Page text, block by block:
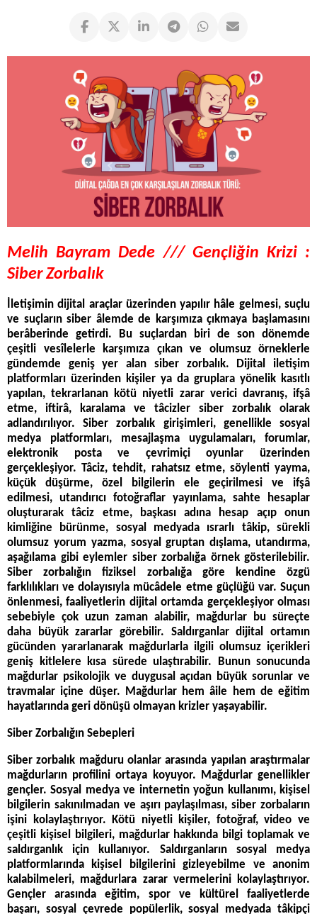
Melih Bayram Dede /// Gençliğin Krizi :
Siber Zorbalık
İletişimin dijital araçlar üzerinden yapılır hâle gelmesi, suçlu
ve suçların siber âlemde de karşımıza çıkmaya başlamasını
berâberinde getirdi. Bu suçlardan biri de son dönemde
çeşitli vesîlelerle karşımıza çıkan ve olumsuz örneklerle
gündemde geniş yer alan siber zorbalık. Dijital iletişim
platformları üzerinden kişiler ya da gruplara yönelik kasıtlı
yapılan, tekrarlanan kötü niyetli zarar verici davranış, ifşâ
etme, iftirâ, karalama ve tâcizler siber zorbalık olarak
adlandırılıyor. Siber zorbalık girişimleri, genellikle sosyal
medya platformları, mesajlaşma uygulamaları, forumlar,
elektronik posta ve çevrimiçi oyunlar üzerinden
gerçekleşiyor. Tâciz, tehdit, rahatsız etme, söylenti yayma,
küçük düşürme, özel bilgilerin ele geçirilmesi ve ifşâ
edilmesi, utandırıcı fotoğraflar yayınlama, sahte hesaplar
oluşturarak tâciz etme, başkası adına hesap açıp onun
kimliğine bürünme, sosyal medyada ısrarlı tâkip, sürekli
olumsuz yorum yazma, sosyal gruptan dışlama, utandırma,
aşağılama gibi eylemler siber zorbalığa örnek gösterilebilir.
Siber zorbalığın fiziksel zorbalığa göre kendine özgü
farklılıkları ve dolayısıyla mücâdele etme güçlüğü var. Suçun
önlenmesi, faaliyetlerin dijital ortamda gerçekleşiyor olması
sebebiyle çok uzun zaman alabilir, mağdurlar bu süreçte
daha büyük zararlar görebilir. Saldırganlar dijital ortamın
gücünden yararlanarak mağdurlarla ilgili olumsuz içerikleri
geniş kitlelere kısa sürede ulaştırabilir. Bunun sonucunda
mağdurlar psikolojik ve duygusal açıdan büyük sorunlar ve
travmalar içine düşer. Mağdurlar hem âile hem de eğitim
hayatlarında geri dönüşü olmayan krizler yaşayabilir.
Siber Zorbalığın Sebepleri
Siber zorbalık mağduru olanlar arasında yapılan araştırmalar
mağdurların profilini ortaya koyuyor. Mağdurlar genellikler
gençler. Sosyal medya ve internetin yoğun kullanımı, kişisel
bilgilerin sakınılmadan ve aşırı paylaşılması, siber zorbaların
işini kolaylaştırıyor. Kötü niyetli kişiler, fotoğraf, video ve
çeşitli kişisel bilgileri, mağdurlar hakkında bilgi toplamak ve
saldırganlık için kullanıyor. Saldırganların sosyal medya
platformlarında kişisel bilgilerini gizleyebilme ve anonim
kalabilmeleri, mağdurlara zarar vermelerini kolaylaştırıyor.
Gençler arasında eğitim, spor ve kültürel faaliyetlerde
başarı, sosyal çevrede popülerlik, sosyal medyada tâkipçi